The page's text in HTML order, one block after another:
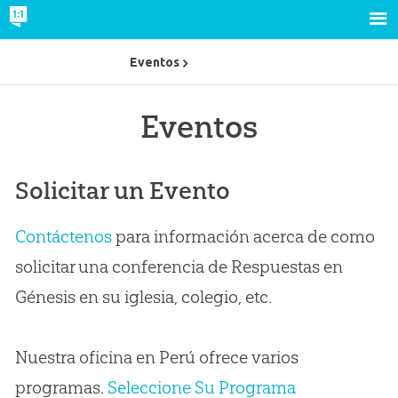
Eventos
Solicitar un Evento
Contáctenospara información acerca de como
solicitar una conferencia de Respuestas en
Génesis en su iglesia, colegio, etc.
Nuestra oficina en Perú ofrece varios
programas. Seleccione Su Programa
Eventos